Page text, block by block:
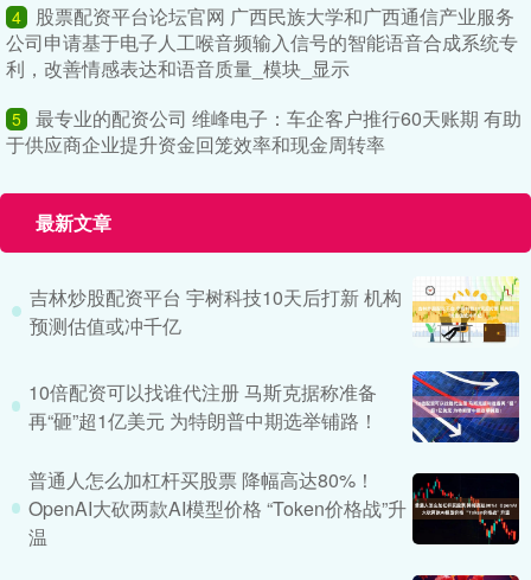
4
股票配资平台论坛官网 广西民族大学和广西通信产业服务
公司申请基于电子人工喉音频输入信号的智能语音合成系统专
利，改善情感表达和语音质量_模块_显示
5 最专业的配资公司 维峰电子：车企客户推行60天账期 有助
于供应商企业提升资金回笼效率和现金周转率
最新文章
吉林炒股配资平台 宇树科技10天后打新 机构
预测估值或冲千亿
10倍配资可以找谁代注册 马斯克据称准备
再“砸”超1亿美元 为特朗普中期选举铺路！
普通人怎么加杠杆买股票 降幅高达80%！
OpenAI大砍两款AI模型价格 “Token价格战”升
温